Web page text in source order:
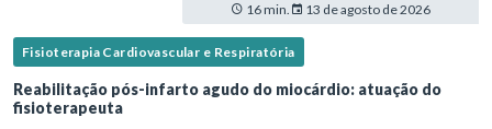
16 min. 13 de agosto de 2026
Fisioterapia Cardiovascular e Respiratória
Reabilitação pós-infarto agudo do miocárdio: atuação do
fisioterapeuta